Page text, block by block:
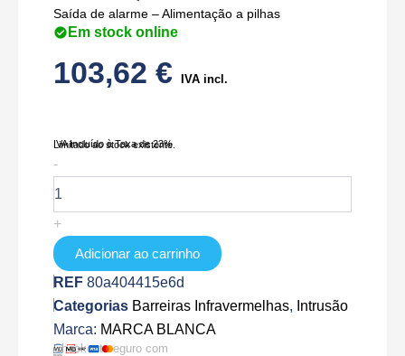
Saída de alarme – Alimentação a pilhas
Em stock online
103,62 € IVA incl.
IVA Incluído à Taxa de 23%
Limitado ao stock existente.
-
de
ABE-
100W
+
Adicionar ao carrinho
REF 80a404415e6d
Categorias Barreiras Infravermelhas, Intrusão
Marca: MARCA BLANCA
Checkout seguro com